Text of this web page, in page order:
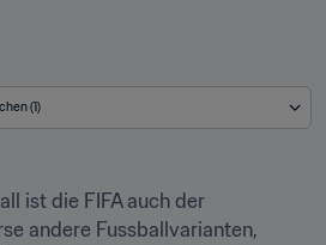
(1)
ist die FIFA auch der
andere Fussballvarianten,